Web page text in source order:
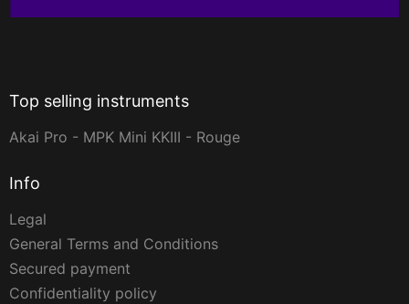
Top selling instruments
Akai Pro - MPK Mini KKIII - Rouge
Info
Legal
General Terms and Conditions
Secured payment
Confidentiality policy